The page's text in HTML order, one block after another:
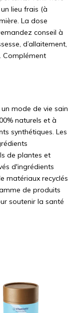
lieu frais (à
La dose
conseil à
d’allaitement,
Complément
mode de vie sain
naturels et à
synthétiques. Les
de plantes et
d'ingrédients
matériaux recyclés
de produits
soutenir la santé